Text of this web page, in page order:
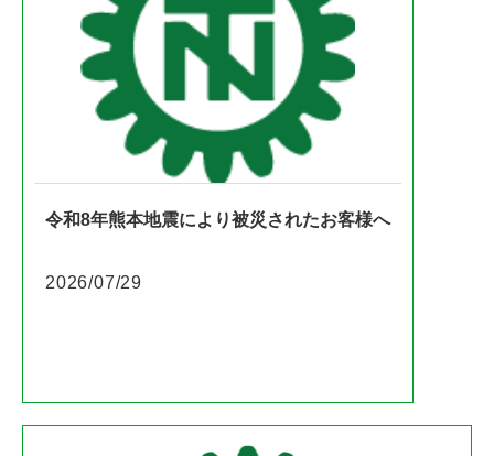
令和8年熊本地震により被災されたお客様へ
2026/07/29